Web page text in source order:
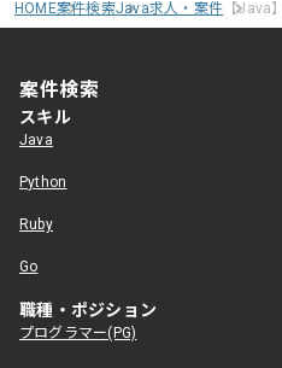
HOME案件検索Java求人・案件 【Java
案件検索
スキル
Java
Python
Ruby
Go
職種・ポジション
プログラマー(PG)